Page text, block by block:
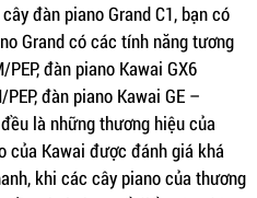
đàn piano Grand C1, bạn có
Grand có các tính năng tương
đàn piano Kawai GX6
đàn piano Kawai GE –
là những thương hiệu của
của Kawai được đánh giá khá
khi các cây piano của thương